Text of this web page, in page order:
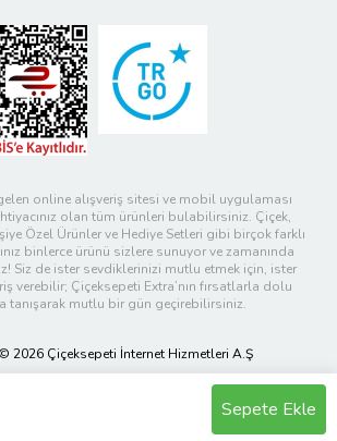
Sepete Ekle
online alışveriş sitesi ve mobil uygulaması
olan tüm ürünleri bulabilirsiniz. Çiçek,
Özel Ürünler ve Hediye Setleri gibi birçok farklı
binlerce ürünü sizlere sunuyor ve zamanında
Siz de ister sevdiklerinizi mutlu etmek için, ister
verebilir; Çiçeksepeti Extra’nın fırsatlarla dolu
tanışarak mutlu bir gün geçirebilirsiniz.
2026 Çiçeksepeti İnternet Hizmetleri A.Ş